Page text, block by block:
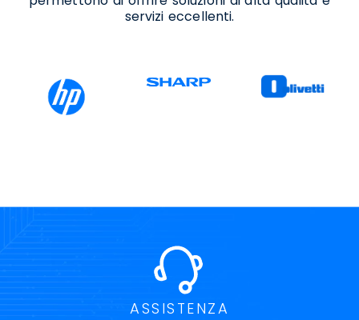
Noleggio Ledwall Salerno
Soluzioni Ict Salerno
Supporto Aggiornamento Windows 11
Salerno
servizi eccellenti.
ASSISTENZA